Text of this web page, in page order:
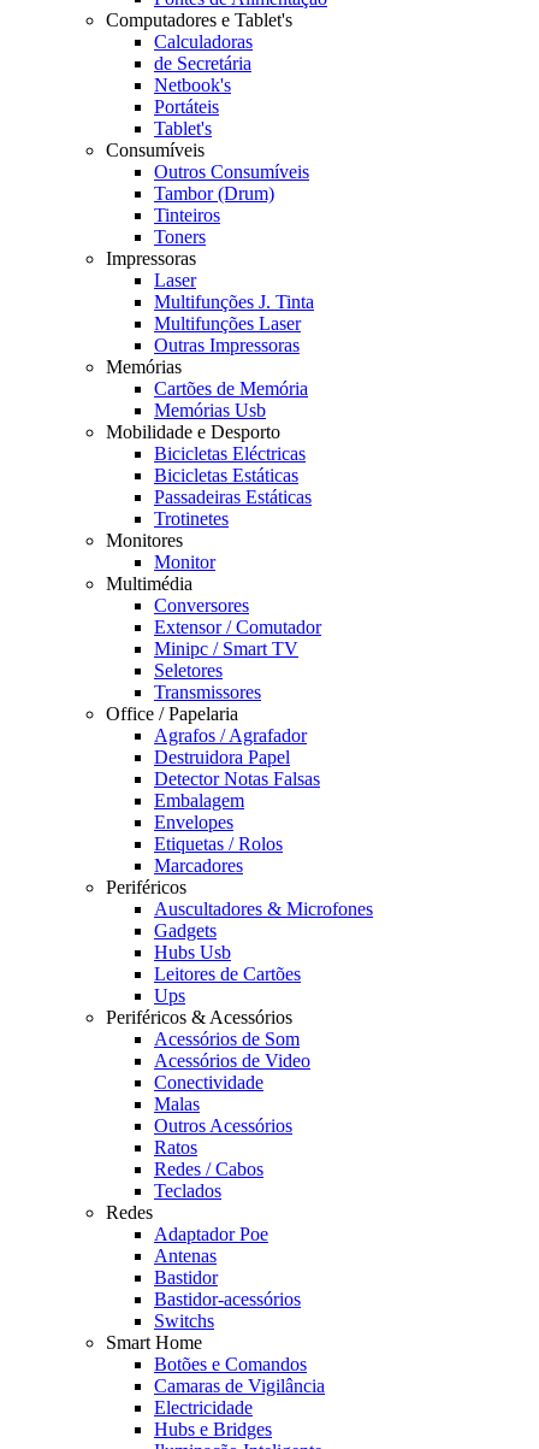
Computadores e Tablet's
Calculadoras
de Secretária
Netbook's
Portáteis
Tablet's
Consumíveis
Outros Consumíveis
Tambor (Drum)
Tinteiros
Toners
Impressoras
Laser
Multifunções J. Tinta
Multifunções Laser
Outras Impressoras
Memórias
Cartões de Memória
Memórias Usb
Mobilidade e Desporto
Bicicletas Eléctricas
Bicicletas Estáticas
Passadeiras Estáticas
Trotinetes
Monitores
Monitor
Multimédia
Conversores
Extensor / Comutador
Minipc / Smart TV
Seletores
Transmissores
Office / Papelaria
Agrafos / Agrafador
Destruidora Papel
Detector Notas Falsas
Embalagem
Envelopes
Etiquetas / Rolos
Marcadores
Periféricos
Auscultadores & Microfones
Gadgets
Hubs Usb
Leitores de Cartões
Ups
Periféricos & Acessórios
Acessórios de Som
Acessórios de Video
Conectividade
Malas
Outros Acessórios
Ratos
Redes / Cabos
Teclados
Redes
Adaptador Poe
Antenas
Bastidor
Bastidor-acessórios
Switchs
Smart Home
Botões e Comandos
Camaras de Vigilância
Electricidade
Hubs e Bridges